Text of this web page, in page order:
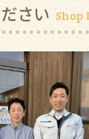
さい Shop